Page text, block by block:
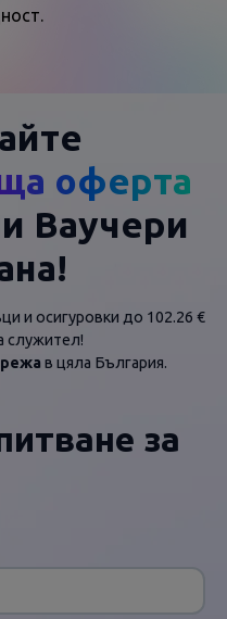
оферта
Ваучери
и осигуровки до 102.26 €
служител!
в цяла България.
за